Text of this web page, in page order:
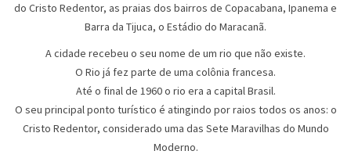
do Cristo Redentor, as praias dos bairros de Copacabana, Ipanema e
Barra da Tijuca, o Estádio do Maracanã.
A cidade recebeu o seu nome de um rio que não existe.
O Rio já fez parte de uma colônia francesa.
Até o final de 1960 o rio era a capital Brasil.
O seu principal ponto turístico é atingindo por raios todos os anos: o
Cristo Redentor, considerado uma das Sete Maravilhas do Mundo
Moderno.